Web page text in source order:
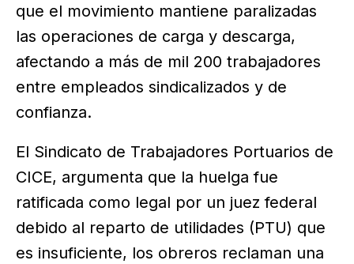
que el movimiento mantiene paralizadas
las operaciones de carga y descarga,
afectando a más de mil 200 trabajadores
entre empleados sindicalizados y de
confianza.
El Sindicato de Trabajadores Portuarios de
CICE, argumenta que la huelga fue
ratificada como legal por un juez federal
debido al reparto de utilidades (PTU) que
es insuficiente, los obreros reclaman una